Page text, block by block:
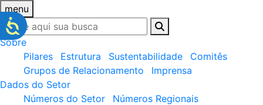
menu
Sobre
Pilares
Estrutura Sustentabilidade
Comitês
Grupos de Relacionamento
Imprensa
Dados do Setor
Números do Setor
Números Regionais